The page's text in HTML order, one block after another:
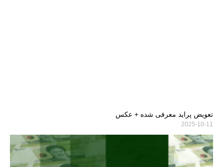
تعویض پراید معرفی شده + عکس
2025-10-11